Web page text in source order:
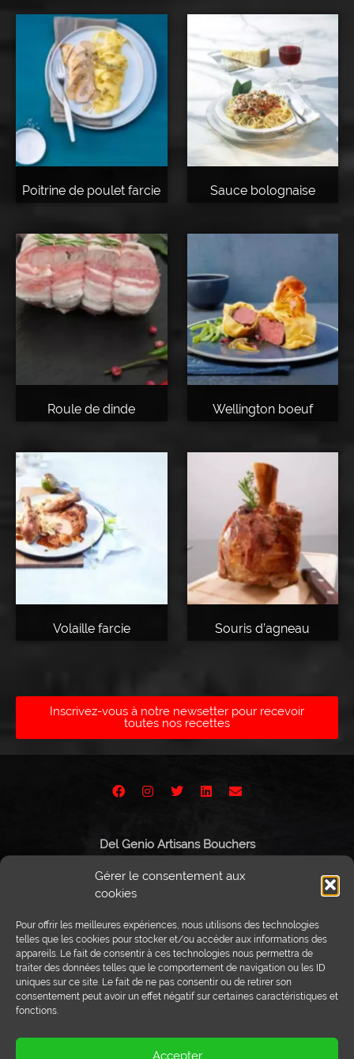
Gérer le consentement aux
cookies
Pour offrir les meilleures expériences, nous utilisons des technologies
telles que les cookies pour stocker et/ou accéder aux informations des
appareils. Le fait de consentir à ces technologies nous permettra de
traiter des données telles que le comportement de navigation ou les ID
uniques sur ce site. Le fait de ne pas consentir ou de retirer son
consentement peut avoir un effet négatif sur certaines caractéristiques et
fonctions.
Accepter
Poitrine de poulet farcie Sauce bolognaise
Roule de dinde Wellington boeuf
Volaille farcie Souris d’agneau
Inscrivez-vous à notre newsetter pour recevoir
toutes nos recettes
Del Genio Artisans Bouchers
1950 Sion
Tél : 027 203 32 02
Fax : 027 203 32 68
info@delgenio.ch